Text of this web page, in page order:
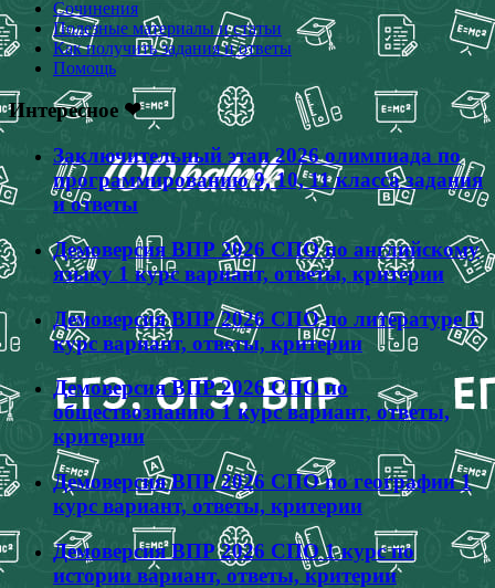
Сочинения
Полезные материалы и статьи
Как получить задания и ответы
Помощь
Интересное ❤
Заключительный этап 2026 олимпиада по
программированию 9, 10, 11 класса задания
и ответы
Демоверсия ВПР 2026 СПО по английскому
языку 1 курс вариант, ответы, критерии
Демоверсия ВПР 2026 СПО по литературе 1
курс вариант, ответы, критерии
Демоверсия ВПР 2026 СПО по
обществознанию 1 курс вариант, ответы,
критерии
Демоверсия ВПР 2026 СПО по географии 1
курс вариант, ответы, критерии
Демоверсия ВПР 2026 СПО 1 курс по
истории вариант, ответы, критерии